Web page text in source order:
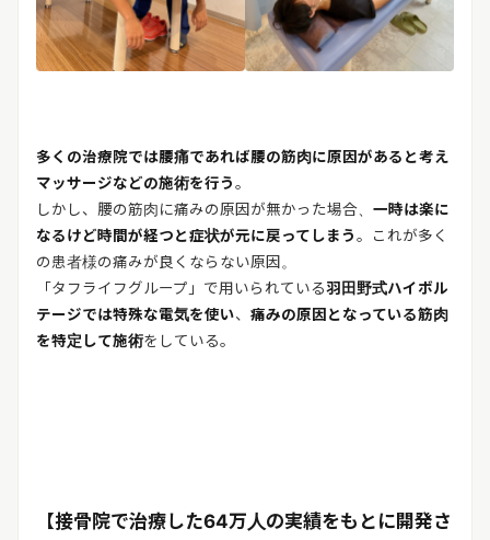
多くの治療院では腰痛であれば腰の筋肉に原因があると考え
マッサージなどの施術を行う。
しかし、腰の筋肉に痛みの原因が無かった場合、 一時は楽に
なるけど時間が経つと症状が元に戻ってしまう。これが多く
の患者様の痛みが良くならない原因。
「タフライフグループ」で用いられている羽田野式ハイボル
テージでは特殊な電気を使い、 痛みの原因となっている筋肉
を特定して施術をしている。
【接骨院で治療した64万人の実績をもとに開発さ